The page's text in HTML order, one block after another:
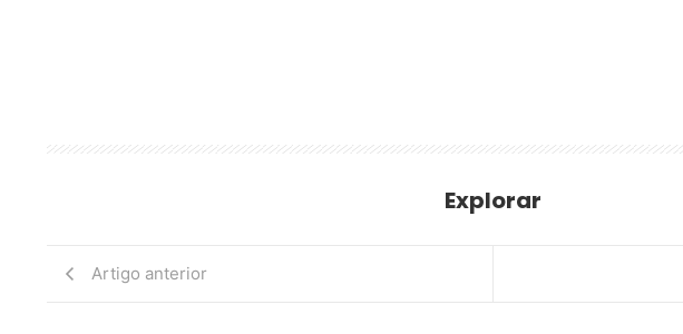
Explorar
Artigo anterior